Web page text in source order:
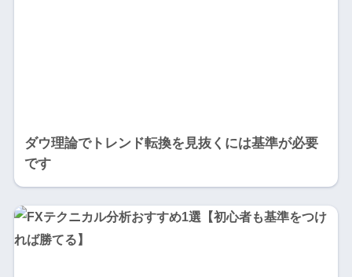
ダウ理論でトレンド転換を見抜くには基準が必要
です